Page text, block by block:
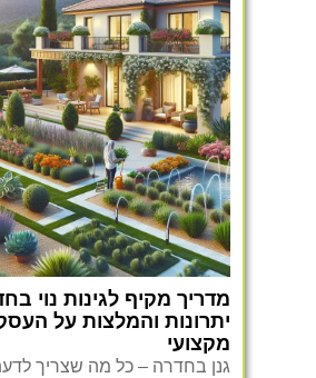
מדריך מקיף לגינות נוי
יתרונות והמלצות על
מקצועי
גנן בחדרה – כל מה שצריך לדעת